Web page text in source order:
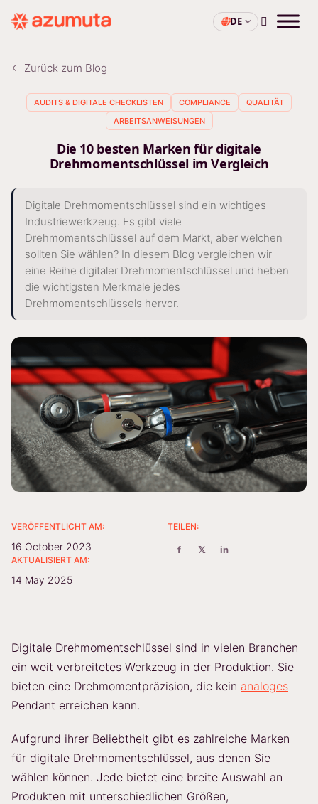
DE
← Zurück zum Blog
AUDITS & DIGITALE CHECKLISTEN COMPLIANCE
QUALITÄT
ARBEITSANWEISUNGEN
Die 10 besten Marken für digitale
Drehmomentschlüssel im Vergleich
Digitale Drehmomentschlüssel sind ein wichtiges
Industriewerkzeug. Es gibt viele
Drehmomentschlüssel auf dem Markt, aber welchen
sollten Sie wählen? In diesem Blog vergleichen wir
eine Reihe digitaler Drehmomentschlüssel und heben
die wichtigsten Merkmale jedes
Drehmomentschlüssels hervor.
VERÖFFENTLICHT AM:
16 October 2023
AKTUALISIERT AM:
14 May 2025
TEILEN:
f 𝕏 in
Digitale Drehmomentschlüssel sind in vielen Branchen
ein weit verbreitetes Werkzeug in der Produktion. Sie
bieten eine Drehmomentpräzision, die kein analoges
Pendant erreichen kann.
Aufgrund ihrer Beliebtheit gibt es zahlreiche Marken
für digitale Drehmomentschlüssel, aus denen Sie
wählen können. Jede bietet eine breite Auswahl an
Produkten mit unterschiedlichen Größen,